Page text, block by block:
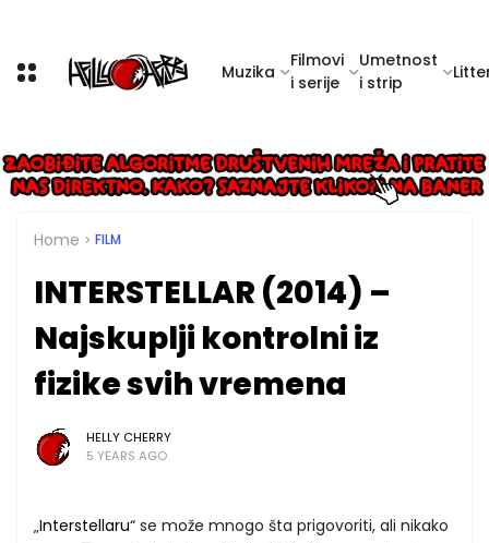
Muzika
Filmovi
i serije
Umetnost
i strip
Home FILM
INTERSTELLAR (2014) –
Najskuplji kontrolni iz
fizike svih vremena
HELLY CHERRY
5 YEARS AGO
„Interstellaru“ se može mnogo šta prigovoriti, ali nikako